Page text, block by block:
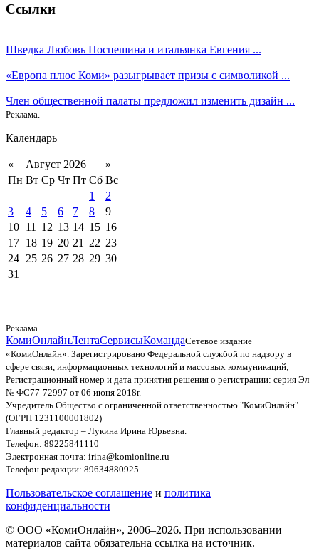
Ссылки
Шведка Любовь Поспешина и итальянка Евгения ...
«Европа плюс Коми» разыгрывает призы с символикой ...
Член общественной палаты предложил изменить дизайн ...
Реклама.
Календарь
« Август 2026
»
Пн Вт Ср Чт Пт Сб Вс
1
2
3
4 5 6 7 8
9
10 11 12 13 14 15 16
17 18 19 20 21 22 23
24 25 26 27 28 29 30
31
Реклама
КомиОнлайнЛентаСервисыКомандаСетевое издание
«КомиОнлайн». Зарегистрировано Федеральной службой по надзору в
сфере связи, информационных технологий и массовых коммуникаций;
Регистрационный номер и дата принятия решения о регистрации: серия Эл
№ ФС77-72997 от 06 июня 2018г.
Учредитель Общество с ограниченной ответственностью "КомиОнлайн"
(ОГРН 1231100001802)
Главный редактор – Лукина Ирина Юрьевна.
Телефон: 89225841110
Электронная почта: irina@komionline.ru
Телефон редакции: 89634880925
Пользовательское соглашение и политика
конфиденциальности
© ООО «КомиОнлайн», 2006–2026. При использовании
материалов сайта обязательна ссылка на источник.